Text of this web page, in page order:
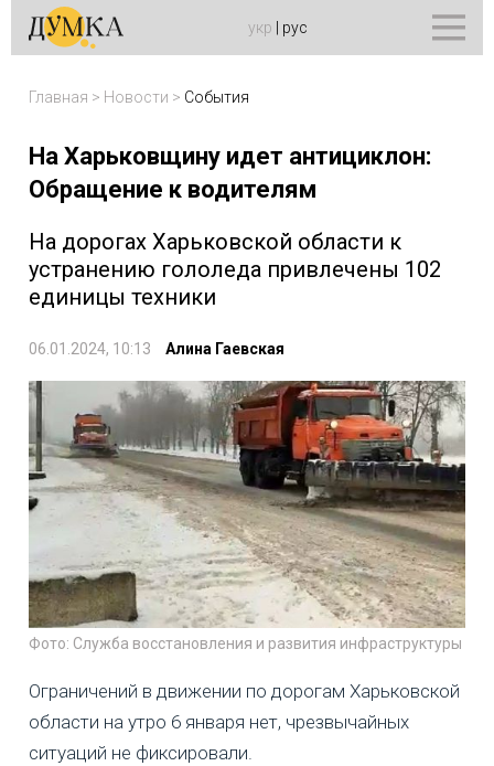
укр рус
Главная > Новости > События
На Харьковщину идет антициклон:
Обращение к водителям
На дорогах Харьковской области к
устранению гололеда привлечены 102
единицы техники
06.01.2024, 10:13 Алина Гаевская
Фото: Служба восстановления и развития инфраструктуры
Ограничений в движении по дорогам Харьковской
области на утро 6 января нет, чрезвычайных
ситуаций не фиксировали.